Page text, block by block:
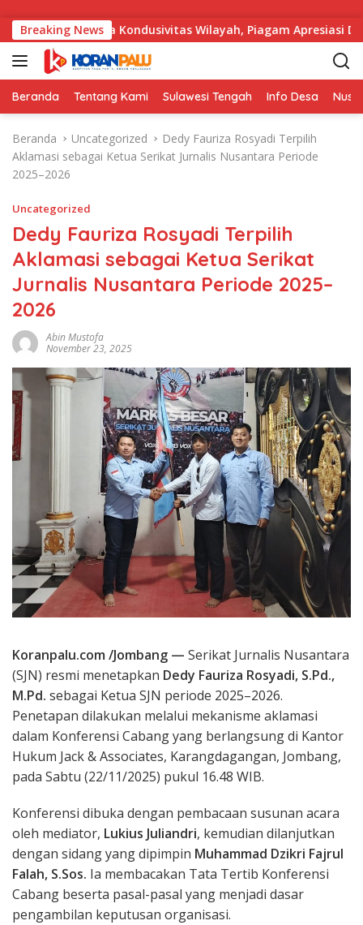
Breaking News
Menjaga Kondusivitas Wilayah, Piagam Apresiasi
Beranda Tentang Kami Sulawesi Tengah Info Desa
Beranda Uncategorized
Dedy Fauriza Rosyadi Terpilih
Aklamasi sebagai Ketua Serikat Jurnalis Nusantara Periode
2025–2026
Uncategorized
Dedy Fauriza Rosyadi Terpilih
Aklamasi sebagai Ketua Serikat
Jurnalis Nusantara Periode 2025–
2026
Abin Mustofa
November 23, 2025
Koranpalu.com /Jombang — Serikat Jurnalis Nusantara
(SJN) resmi menetapkan Dedy Fauriza Rosyadi, S.Pd.,
M.Pd. sebagai Ketua SJN periode 2025–2026.
Penetapan dilakukan melalui mekanisme aklamasi
dalam Konferensi Cabang yang berlangsung di Kantor
Hukum Jack & Associates, Karangdagangan, Jombang,
pada Sabtu (22/11/2025) pukul 16.48 WIB.
Konferensi dibuka dengan pembacaan susunan acara
oleh mediator, Lukius Juliandri, kemudian dilanjutkan
dengan sidang yang dipimpin Muhammad Dzikri Fajrul
Falah, S.Sos. Ia membacakan Tata Tertib Konferensi
Cabang beserta pasal-pasal yang menjadi dasar
pengambilan keputusan organisasi.